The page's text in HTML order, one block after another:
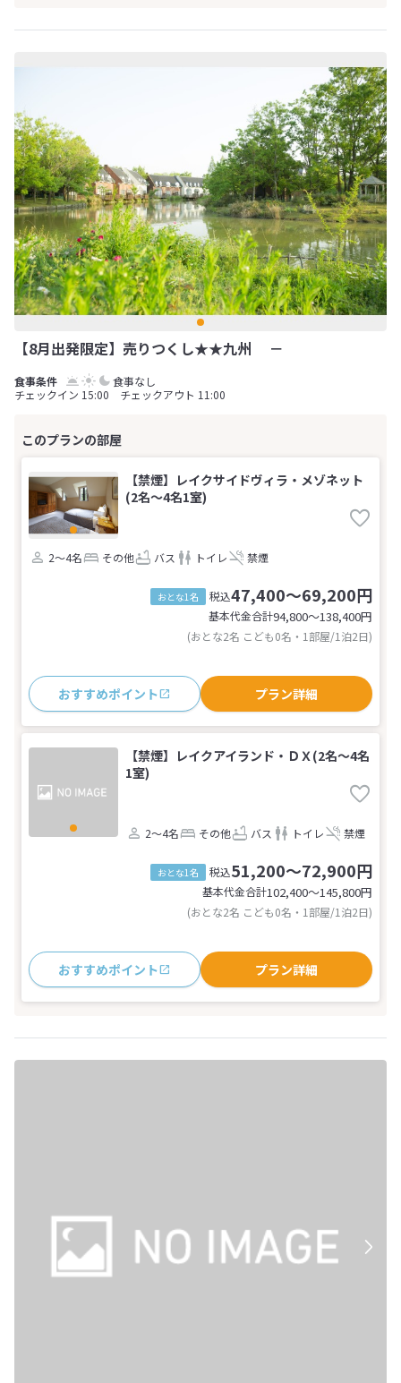
【8月出発限定】売りつくし★★九州 －
食事なし
チェックイン 15:00 チェックアウト 11:00
【禁煙】レイクサイドヴィラ・メゾネット
(2名～4名1室)
2～4名 その他 バス トイレ 禁煙
おとな1名 税込47,400～69,200円
基本代金合計94,800〜138,400円
(おとな2名 こども0名・1部屋/1泊2日)
おすすめポイント プラン詳細
【禁煙】レイクアイランド・ＤＸ(2名～4名
1室)
2～4名 その他 バス トイレ 禁煙
おとな1名 税込51,200～72,900円
基本代金合計102,400〜145,800円
(おとな2名 こども0名・1部屋/1泊2日)
おすすめポイント プラン詳細